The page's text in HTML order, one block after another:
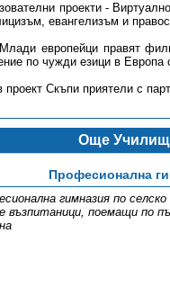
проекти -
евангелизъм и
европейци правят
по чужди езици в Европа
проект Скъпи приятели с
Още
Професионална
гимназия по
възпитаници, поемащи по